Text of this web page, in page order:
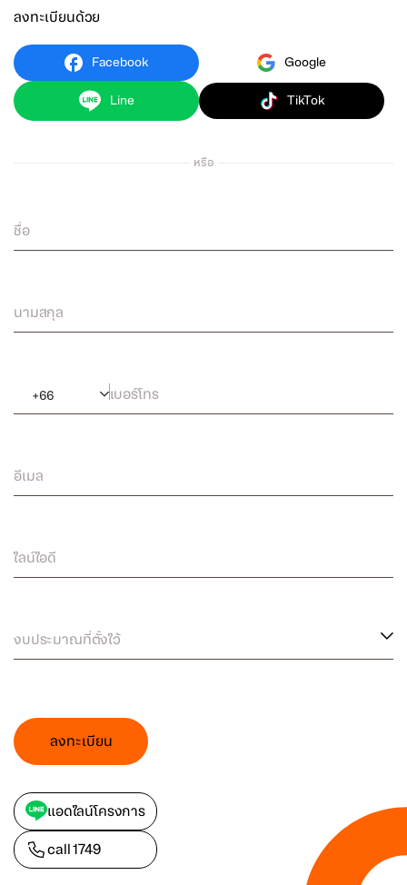
ลงทะเบียนด้วย
Facebook Google
Line TikTok
หรือ
ชื่อ
นามสกุล
+66 เบอร์โทร
อีเมล
ไลน์ไอดี
งบประมาณที่ตั้งไว้
ลงทะเบียน
แอดไลน์โครงการ
call1749